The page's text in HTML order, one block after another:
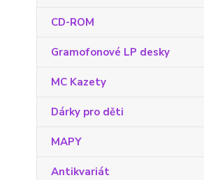
CD-ROM
Gramofonové LP desky
MC Kazety
Dárky pro děti
MAPY
Antikvariát